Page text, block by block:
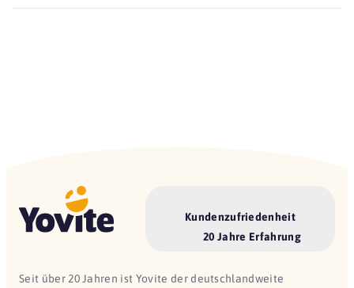
Kundenzufriedenheit
20 Jahre Erfahrung
Seit über 20 Jahren ist Yovite der deutschlandweite